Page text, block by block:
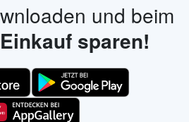
und beim
Einkauf sparen!